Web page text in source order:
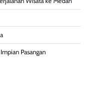
Pasangan